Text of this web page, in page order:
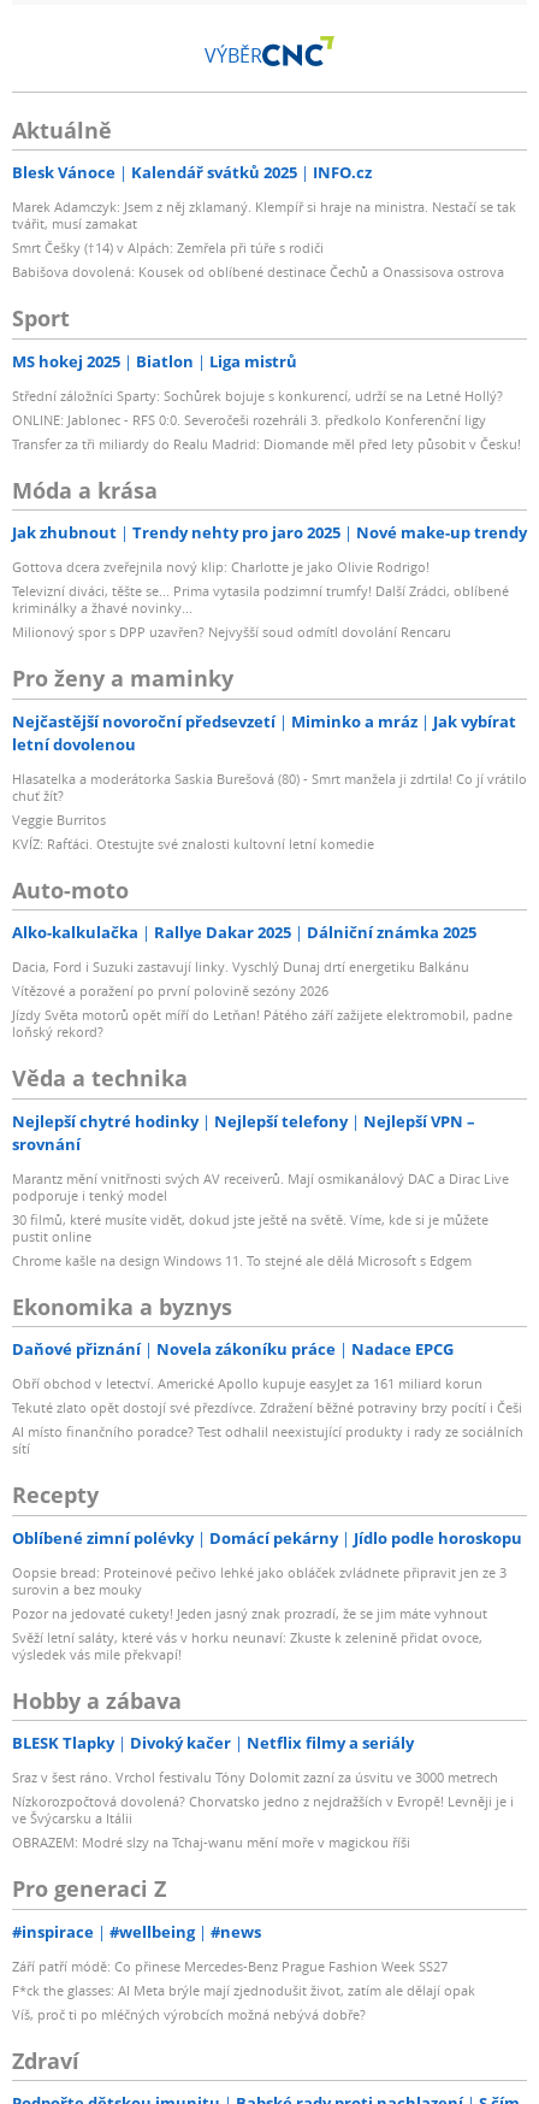
VÝBĚR
Aktuálně
Blesk Vánoce Kalendář svátků 2025 INFO.cz
Marek Adamczyk: Jsem z něj zklamaný. Klempíř si hraje na ministra. Nestačí se tak
tvářit, musí zamakat
Smrt Češky (†14) v Alpách: Zemřela při túře s rodiči
Babišova dovolená: Kousek od oblíbené destinace Čechů a Onassisova ostrova
Sport
MS hokej 2025 Biatlon Liga mistrů
Střední záložníci Sparty: Sochůrek bojuje s konkurencí, udrží se na Letné Hollý?
ONLINE: Jablonec - RFS 0:0. Severočeši rozehráli 3. předkolo Konferenční ligy
Transfer za tři miliardy do Realu Madrid: Diomande měl před lety působit v Česku!
Móda a krása
Jak zhubnout Trendy nehty pro jaro 2025 Nové make-up trendy
Gottova dcera zveřejnila nový klip: Charlotte je jako Olivie Rodrigo!
Televizní diváci, těšte se... Prima vytasila podzimní trumfy! Další Zrádci, oblíbené
kriminálky a žhavé novinky...
Milionový spor s DPP uzavřen? Nejvyšší soud odmítl dovolání Rencaru
Pro ženy a maminky
Nejčastější novoroční předsevzetí Miminko a mráz
Jak vybírat
letní dovolenou
Hlasatelka a moderátorka Saskia Burešová (80) - Smrt manžela ji zdrtila! Co jí vrátilo
chuť žít?
Veggie Burritos
KVÍZ: Rafťáci. Otestujte své znalosti kultovní letní komedie
Auto-moto
Alko-kalkulačka Rallye Dakar 2025 Dálniční známka 2025
Dacia, Ford i Suzuki zastavují linky. Vyschlý Dunaj drtí energetiku Balkánu
Vítězové a poražení po první polovině sezóny 2026
Jízdy Světa motorů opět míří do Letňan! Pátého září zažijete elektromobil, padne
loňský rekord?
Věda a technika
Nejlepší chytré hodinky Nejlepší telefony
Nejlepší VPN –
srovnání
Marantz mění vnitřnosti svých AV receiverů. Mají osmikanálový DAC a Dirac Live
podporuje i tenký model
30 filmů, které musíte vidět, dokud jste ještě na světě. Víme, kde si je můžete
pustit online
Chrome kašle na design Windows 11. To stejné ale dělá Microsoft s Edgem
Ekonomika a byznys
Daňové přiznání Novela zákoníku práce Nadace EPCG
Obří obchod v letectví. Americké Apollo kupuje easyJet za 161 miliard korun
Tekuté zlato opět dostojí své přezdívce. Zdražení běžné potraviny brzy pocítí i Češi
AI místo finančního poradce? Test odhalil neexistující produkty i rady ze sociálních
sítí
Recepty
Oblíbené zimní polévky Domácí pekárny Jídlo podle horoskopu
Oopsie bread: Proteinové pečivo lehké jako obláček zvládnete připravit jen ze 3
surovin a bez mouky
Pozor na jedovaté cukety! Jeden jasný znak prozradí, že se jim máte vyhnout
Svěží letní saláty, které vás v horku neunaví: Zkuste k zelenině přidat ovoce,
výsledek vás mile překvapí!
Hobby a zábava
BLESK Tlapky Divoký kačer Netflix filmy a seriály
Sraz v šest ráno. Vrchol festivalu Tóny Dolomit zazní za úsvitu ve 3000 metrech
Nízkorozpočtová dovolená? Chorvatsko jedno z nejdražších v Evropě! Levněji je i
ve Švýcarsku a Itálii
OBRAZEM: Modré slzy na Tchaj-wanu mění moře v magickou říši
Pro generaci Z
#inspirace #wellbeing #news
Září patří módě: Co přinese Mercedes-Benz Prague Fashion Week SS27
F*ck the glasses: AI Meta brýle mají zjednodušit život, zatím ale dělají opak
Víš, proč ti po mléčných výrobcích možná nebývá dobře?
Zdraví